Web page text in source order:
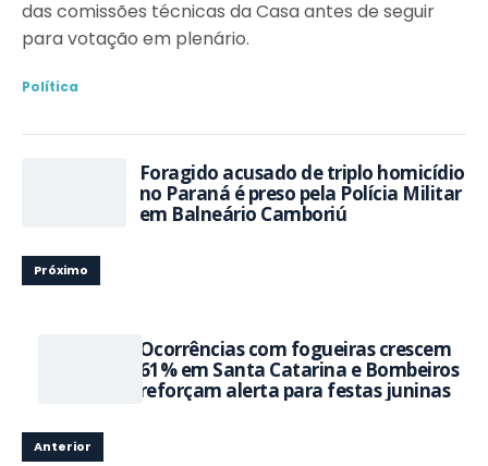
das comissões técnicas da Casa antes de seguir
para votação em plenário.
Política
Foragido acusado de triplo homicídio
no Paraná é preso pela Polícia Militar
em Balneário Camboriú
Próximo
Ocorrências com fogueiras crescem
61% em Santa Catarina e Bombeiros
reforçam alerta para festas juninas
Anterior